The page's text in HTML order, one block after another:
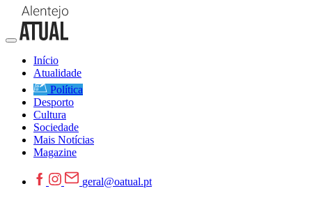
Início
Atualidade
Política
Desporto
Cultura
Sociedade
Mais Notícias
Magazine
geral@oatual.pt